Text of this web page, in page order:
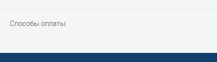
Способы оплаты: